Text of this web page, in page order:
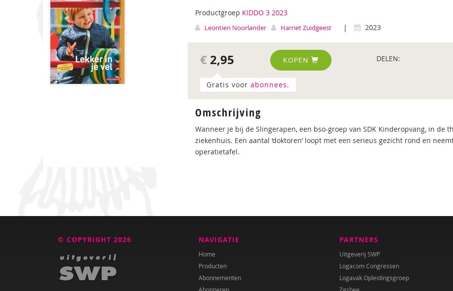
Productgroep KIDDO 3 2023
Leontien Noorlander Harriet Zuidgeest | 2023
€ 2,95 KOPEN DELEN:
Gratis voor abonnees.
Omschrijving
Wanneer je bij de Slingerapen, een bso-groep van SDK Kinderopvang, in de
ziekenhuis. Een aantal ‘doktoren’ loopt met een serieus gezicht rond en
operatietafel.
© COPYRIGHT 2026 NAVIGATIE
Home
Producten
Abonnementen
PARTNERS
Uitgeverij SWP
Logacom Congressen
Logavak Opleidingsgroep